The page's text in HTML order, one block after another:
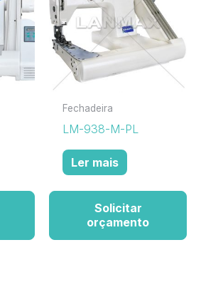
Fechadeira
LM-938-M-PL
Ler mais
Solicitar
orçamento